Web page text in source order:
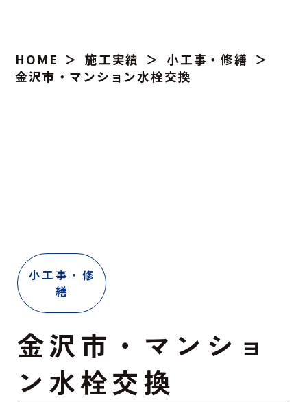
HOME 施工実績
小工事・修繕
金沢市・マンション水栓交換
小工事・修
繕
金沢市・マンショ
ン水栓交換